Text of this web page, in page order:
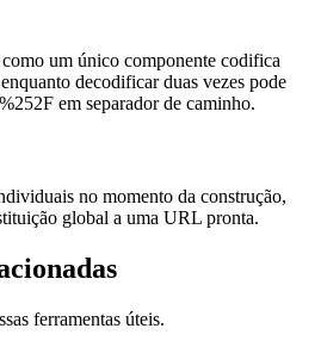
um único componente codifica
decodificar duas vezes pode
em separador de caminho.
no momento da construção,
global a uma URL pronta.
ferramentas úteis.